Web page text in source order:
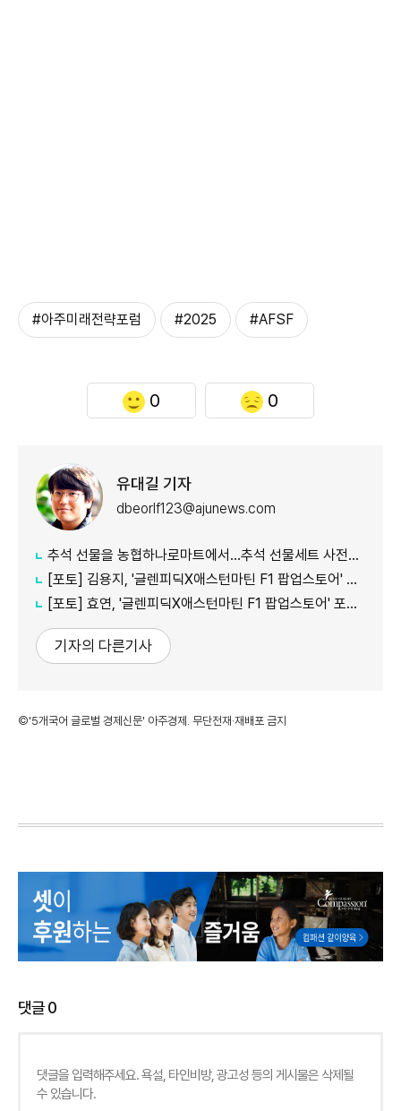
#아주미래전략포럼 #2025 #AFSF
0 0
유대길 기자
dbeorlf123@ajunews.com
추석 선물을 농협하나로마트에서…추석 선물세트 사전예약 실시
[포토] 김용지, '글렌피딕X애스턴마틴 F1 팝업스토어' 포토콜 참석
[포토] 효연, '글렌피딕X애스턴마틴 F1 팝업스토어' 포토콜 참석
기자의 다른기사
©'5개국어 글로벌 경제신문' 아주경제. 무단전재·재배포 금지
댓글0